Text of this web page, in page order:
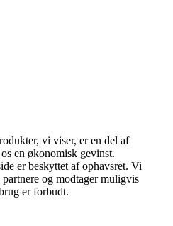
vi viser, er en del af
en økonomisk gevinst.
er beskyttet af ophavsret. Vi
og modtager muligvis
er forbudt.